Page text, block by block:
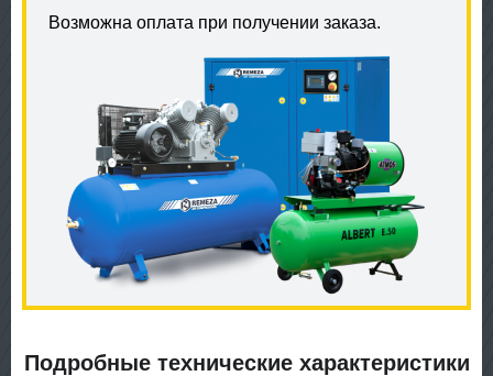
Возможна оплата при получении заказа.
Подробные технические характеристики